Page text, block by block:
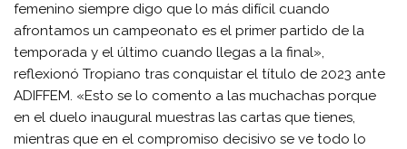
femenino siempre digo que lo más difícil cuando
afrontamos un campeonato es el primer partido de la
temporada y el último cuando llegas a la final»,
reflexionó Tropiano tras conquistar el título de 2023 ante
ADIFFEM. «Esto se lo comento a las muchachas porque
en el duelo inaugural muestras las cartas que tienes,
mientras que en el compromiso decisivo se ve todo lo